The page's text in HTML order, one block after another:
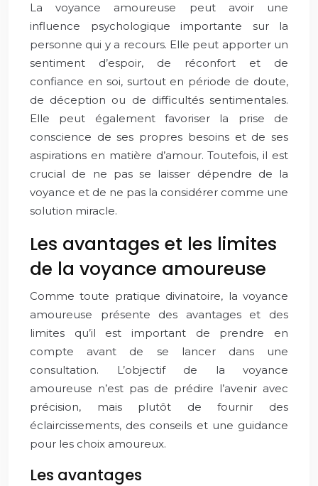
La voyance amoureuse peut avoir une
influence psychologique importante sur la
personne qui y a recours. Elle peut apporter un
sentiment d’espoir, de réconfort et de
confiance en soi, surtout en période de doute,
de déception ou de difficultés sentimentales.
Elle peut également favoriser la prise de
conscience de ses propres besoins et de ses
aspirations en matière d’amour. Toutefois, il est
crucial de ne pas se laisser dépendre de la
voyance et de ne pas la considérer comme une
solution miracle.
Les avantages et les limites
de la voyance amoureuse
Comme toute pratique divinatoire, la voyance
amoureuse présente des avantages et des
limites qu’il est important de prendre en
compte avant de se lancer dans une
consultation. L’objectif de la voyance
amoureuse n’est pas de prédire l’avenir avec
précision, mais plutôt de fournir des
éclaircissements, des conseils et une guidance
pour les choix amoureux.
Les avantages